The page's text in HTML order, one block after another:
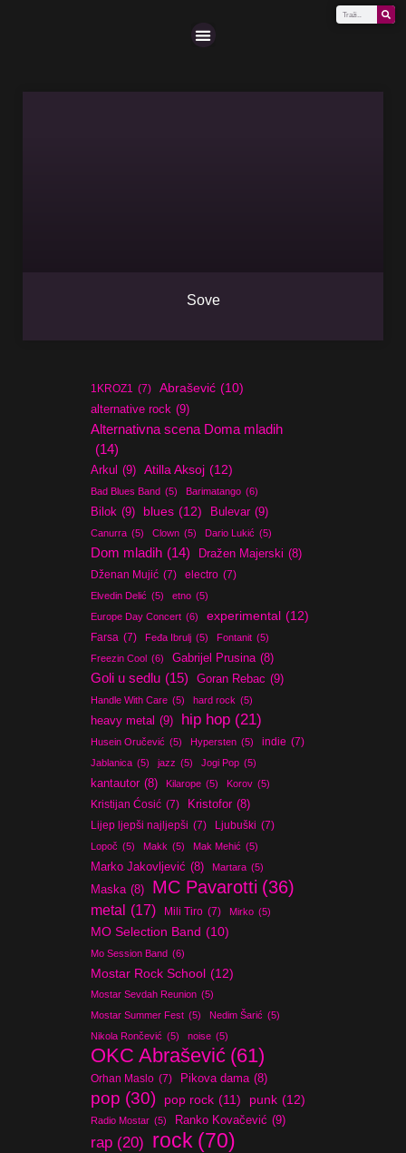
Sove
1KROZ1 (7) Abrašević (10)
alternative rock (9)
Alternativna scena Doma mladih
(14)
Arkul (9) Atilla Aksoj (12)
Bad Blues Band (5) Barimatango (6)
Bilok (9) blues (12) Bulevar (9)
Canurra (5) Clown (5) Dario Lukić (5)
Dom mladih (14) Dražen Majerski (8)
Dženan Mujić (7) electro (7)
Elvedin Delić (5) etno (5)
Europe Day Concert (6) experimental (12)
Farsa (7) Feđa Ibrulj (5) Fontanit (5)
Freezin Cool (6) Gabrijel Prusina (8)
Goli u sedlu (15) Goran Rebac (9)
Handle With Care (5) hard rock (5)
heavy metal (9) hip hop (21)
Husein Oručević (5) Hypersten (5) indie (7)
Jablanica (5) jazz (5) Jogi Pop (5)
kantautor (8) Kilarope (5) Korov (5)
Kristijan Ćosić (7) Kristofor (8)
Lijep ljepši najljepši (7) Ljubuški (7)
Lopoč (5) Makk (5) Mak Mehić (5)
Marko Jakovljević (8) Martara (5)
Maska (8) MC Pavarotti (36)
metal (17) Mili Tiro (7) Mirko (5)
MO Selection Band (10)
Mo Session Band (6)
Mostar Rock School (12)
Mostar Sevdah Reunion (5)
Mostar Summer Fest (5) Nedim Šarić (5)
Nikola Rončević (5) noise (5)
OKC Abrašević (61)
Orhan Maslo (7) Pikova dama (8)
pop (30) pop rock (11) punk (12)
Radio Mostar (5) Ranko Kovačević (9)
rap (20) rock (70)